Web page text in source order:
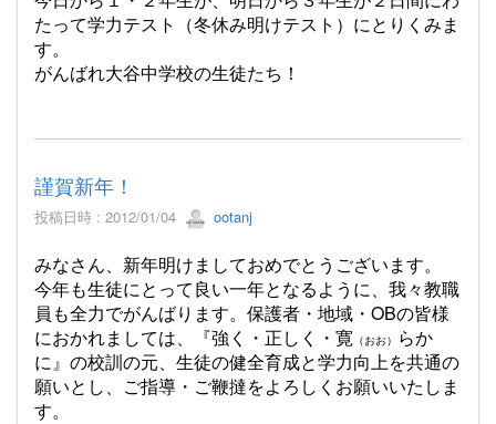
たって学力テスト（冬休み明けテスト）にとりくみま
す。
がんばれ大谷中学校の生徒たち！
謹賀新年！
投稿日時 : 2012/01/04 ootanj
みなさん、新年明けましておめでとうございます。
今年も生徒にとって良い一年となるように、我々教職
員も全力でがんばります。保護者・地域・OBの皆様
におかれましては、『強く・正しく・寛 （おお） らか
に』の校訓の元、生徒の健全育成と学力向上を共通の
願いとし、ご指導・ご鞭撻をよろしくお願いいたしま
す。